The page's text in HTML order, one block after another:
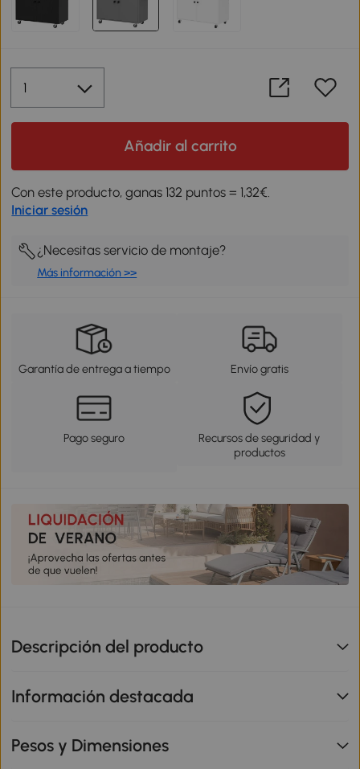
Añadir al carrito
Con este producto, ganas 132 puntos = 1,32€.
Iniciar sesión
¿Necesitas servicio de montaje?
Más información >>
Garantía de entrega a tiempo Envío gratis
Pago seguro
Recursos de seguridad y
productos
Descripción del producto
Información destacada
Pesos y Dimensiones